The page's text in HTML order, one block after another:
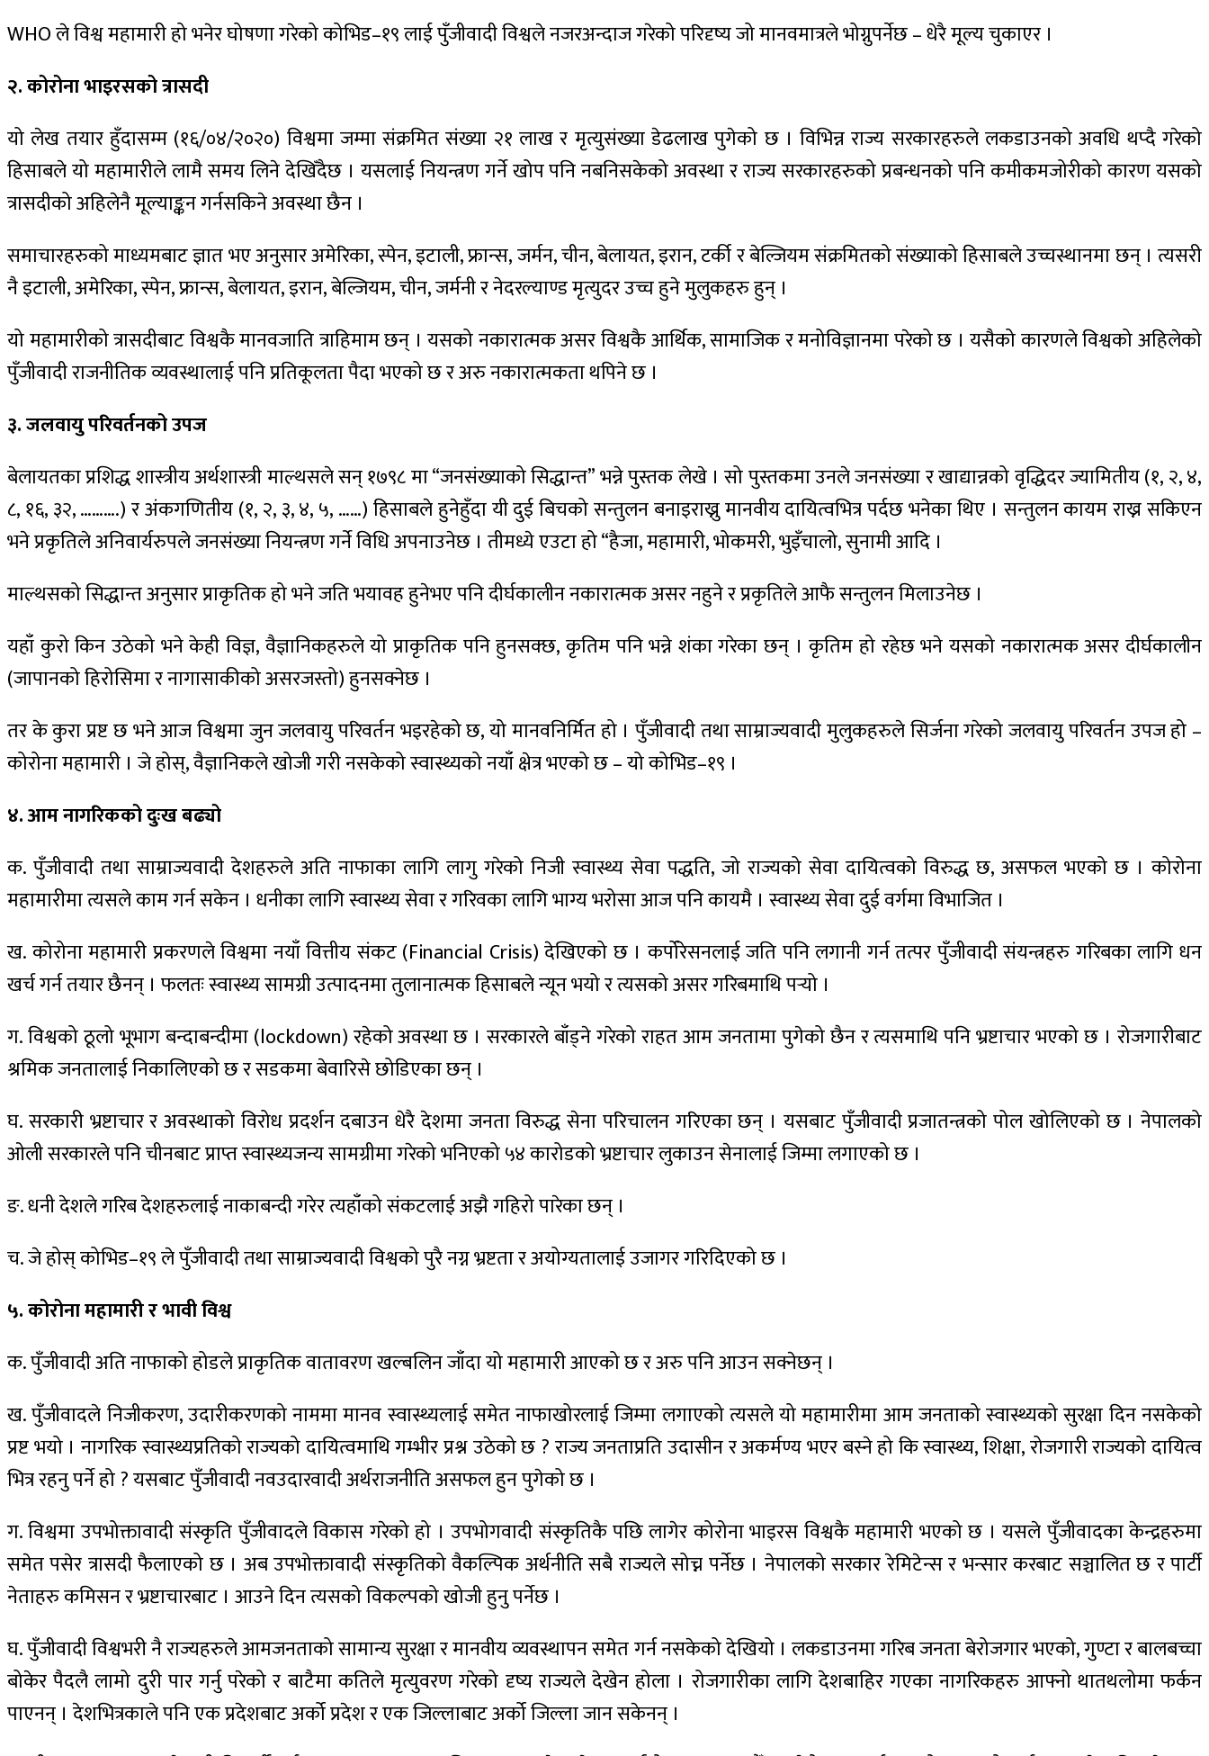
WHO ले विश्व महामारी हो भनेर घोषणा गरेको कोभिड–१९ लाई पुँजीवादी विश्वले नजरअन्दाज गरेको परिदृष्य जो मानवमात्रले भोग्नुपर्नेछ – धेरै मूल्य चुकाएर ।
२. कोरोना भाइरसको त्रासदी
यो लेख तयार हुँदासम्म (१६/०४/२०२०) विश्वमा जम्मा संक्रमित संख्या २१ लाख र मृत्युसंख्या डेढलाख पुगेको छ । विभिन्न राज्य सरकारहरुले लकडाउनको अवधि थप्दै गरेको
हिसाबले यो महामारीले लामै समय लिने देखिँदैछ । यसलाई नियन्त्रण गर्ने खोप पनि नबनिसकेको अवस्था र राज्य सरकारहरुको प्रबन्धनको पनि कमीकमजोरीको कारण यसको
त्रासदीको अहिलेनै मूल्याङ्कन गर्नसकिने अवस्था छैन ।
समाचारहरुको माध्यमबाट ज्ञात भए अनुसार अमेरिका, स्पेन, इटाली, फ्रान्स, जर्मन, चीन, बेलायत, इरान, टर्की र बेल्जियम संक्रमितको संख्याको हिसाबले उच्चस्थानमा छन् । त्यसरी
नै इटाली, अमेरिका, स्पेन, फ्रान्स, बेलायत, इरान, बेल्जियम, चीन, जर्मनी र नेदरल्याण्ड मृत्युदर उच्च हुने मुलुकहरु हुन् ।
यो महामारीको त्रासदीबाट विश्वकै मानवजाति त्राहिमाम छन् । यसको नकारात्मक असर विश्वकै आर्थिक, सामाजिक र मनोविज्ञानमा परेको छ । यसैको कारणले विश्वको अहिलेको
पुँजीवादी राजनीतिक व्यवस्थालाई पनि प्रतिकूलता पैदा भएको छ र अरु नकारात्मकता थपिने छ ।
३. जलवायु परिवर्तनको उपज
बेलायतका प्रशिद्ध शास्त्रीय अर्थशास्त्री माल्थसले सन्‌ १७९८ मा “जनसंख्याको सिद्धान्त” भन्ने पुस्तक लेखे । सो पुस्तकमा उनले जनसंख्या र खाद्यान्नको वृद्धिदर ज्यामितीय (१, २, ४,
८, १६, ३२, ……….) र अंकगणितीय (१, २, ३, ४, ५, ……) हिसाबले हुनेहुँदा यी दुई बिचको सन्तुलन बनाइराख्नु मानवीय दायित्वभित्र पर्दछ भनेका थिए । सन्तुलन कायम राख्न सकिएन
भने प्रकृतिले अनिवार्यरुपले जनसंख्या नियन्त्रण गर्ने विधि अपनाउनेछ । तीमध्ये एउटा हो “हैजा, महामारी, भोकमरी, भुइँचालो, सुनामी आदि ।
माल्थसको सिद्धान्त अनुसार प्राकृतिक हो भने जति भयावह हुनेभए पनि दीर्घकालीन नकारात्मक असर नहुने र प्रकृतिले आफै सन्तुलन मिलाउनेछ ।
यहाँ कुरो किन उठेको भने केही विज्ञ, वैज्ञानिकहरुले यो प्राकृतिक पनि हुनसक्छ, कृतिम पनि भन्ने शंका गरेका छन् । कृतिम हो रहेछ भने यसको नकारात्मक असर दीर्घकालीन
(जापानको हिरोसिमा र नागासाकीको असरजस्तो) हुनसक्नेछ ।
तर के कुरा प्रष्ट छ भने आज विश्वमा जुन जलवायु परिवर्तन भइरहेको छ, यो मानवनिर्मित हो । पुँजीवादी तथा साम्राज्यवादी मुलुकहरुले सिर्जना गरेको जलवायु परिवर्तन उपज हो –
कोरोना महामारी । जे होस्, वैज्ञानिकले खोजी गरी नसकेको स्वास्थ्यको नयाँ क्षेत्र भएको छ – यो कोभिड–१९ ।
४. आम नागरिकको दुःख बढ्यो
क. पुँजीवादी तथा साम्राज्यवादी देशहरुले अति नाफाका लागि लागु गरेको निजी स्वास्थ्य सेवा पद्धति, जो राज्यको सेवा दायित्वको विरुद्ध छ, असफल भएको छ । कोरोना
महामारीमा त्यसले काम गर्न सकेन । धनीका लागि स्वास्थ्य सेवा र गरिवका लागि भाग्य भरोसा आज पनि कायमै । स्वास्थ्य सेवा दुई वर्गमा विभाजित ।
ख. कोरोना महामारी प्रकरणले विश्वमा नयाँ वित्तीय संकट (Financial Crisis) देखिएको छ । कर्पोरेसनलाई जति पनि लगानी गर्न तत्पर पुँजीवादी संयन्त्रहरु गरिबका लागि धन
खर्च गर्न तयार छैनन् । फलतः स्वास्थ्य सामग्री उत्पादनमा तुलानात्मक हिसाबले न्यून भयो र त्यसको असर गरिबमाथि पर्‍यो ।
ग. विश्वको ठूलो भूभाग बन्दाबन्दीमा (lockdown) रहेको अवस्था छ । सरकारले बाँड्ने गरेको राहत आम जनतामा पुगेको छैन र त्यसमाथि पनि भ्रष्टाचार भएको छ । रोजगारीबाट
श्रमिक जनतालाई निकालिएको छ र सडकमा बेवारिसे छोडिएका छन् ।
घ. सरकारी भ्रष्टाचार र अवस्थाको विरोध प्रदर्शन दबाउन धेरै देशमा जनता विरुद्ध सेना परिचालन गरिएका छन् । यसबाट पुँजीवादी प्रजातन्त्रको पोल खोलिएको छ । नेपालको
ओली सरकारले पनि चीनबाट प्राप्त स्वास्थ्यजन्य सामग्रीमा गरेको भनिएको ५४ कारोडको भ्रष्टाचार लुकाउन सेनालाई जिम्मा लगाएको छ ।
ङ. धनी देशले गरिब देशहरुलाई नाकाबन्दी गरेर त्यहाँको संकटलाई अझै गहिरो पारेका छन् ।
च. जे होस् कोभिड–१९ ले पुँजीवादी तथा साम्राज्यवादी विश्वको पुरै नग्न भ्रष्टता र अयोग्यतालाई उजागर गरिदिएको छ ।
५. कोरोना महामारी र भावी विश्व
क. पुँजीवादी अति नाफाको होडले प्राकृतिक वातावरण खल्बलिन जाँदा यो महामारी आएको छ र अरु पनि आउन सक्नेछन् ।
ख. पुँजीवादले निजीकरण, उदारीकरणको नाममा मानव स्वास्थ्यलाई समेत नाफाखोरलाई जिम्मा लगाएको त्यसले यो महामारीमा आम जनताको स्वास्थ्यको सुरक्षा दिन नसकेको
प्रष्ट भयो । नागरिक स्वास्थ्यप्रतिको राज्यको दायित्वमाथि गम्भीर प्रश्न उठेको छ ? राज्य जनताप्रति उदासीन र अकर्मण्य भएर बस्ने हो कि स्वास्थ्य, शिक्षा, रोजगारी राज्यको दायित्व
भित्र रहनु पर्ने हो ? यसबाट पुँजीवादी नवउदारवादी अर्थराजनीति असफल हुन पुगेको छ ।
ग. विश्वमा उपभोक्तावादी संस्कृति पुँजीवादले विकास गरेको हो । उपभोगवादी संस्कृतिकै पछि लागेर कोरोना भाइरस विश्वकै महामारी भएको छ । यसले पुँजीवादका केन्द्रहरुमा
समेत पसेर त्रासदी फैलाएको छ । अब उपभोक्तावादी संस्कृतिको वैकल्पिक अर्थनीति सबै राज्यले सोच्न पर्नेछ । नेपालको सरकार रेमिटेन्स र भन्सार करबाट सञ्चालित छ र पार्टी
नेताहरु कमिसन र भ्रष्टाचारबाट । आउने दिन त्यसको विकल्पको खोजी हुनु पर्नेछ ।
घ. पुँजीवादी विश्वभरी नै राज्यहरुले आमजनताको सामान्य सुरक्षा र मानवीय व्यवस्थापन समेत गर्न नसकेको देखियो । लकडाउनमा गरिब जनता बेरोजगार भएको, गुण्टा र बालबच्चा
बोकेर पैदलै लामो दुरी पार गर्नु परेको र बाटैमा कतिले मृत्युवरण गरेको दृष्य राज्यले देखेन होला । रोजगारीका लागि देशबाहिर गएका नागरिकहरु आफ्नो थातथलोमा फर्कन
पाएनन् । देशभित्रकाले पनि एक प्रदेशबाट अर्को प्रदेश र एक जिल्लाबाट अर्को जिल्ला जान सकेनन् ।